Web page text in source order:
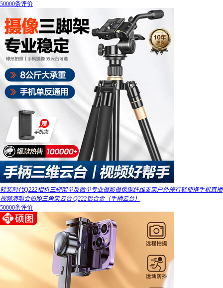
50000条评价
轻装时代Q222相机三脚架单反微单专业摄影摄像碳纤维支架户外旅行轻便携手机直播
视频演唱会拍照三角架云台 Q222铝合金（手柄云台）
50000条评价